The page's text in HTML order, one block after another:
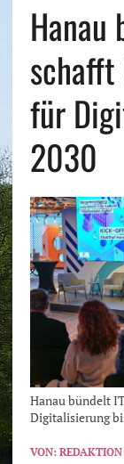
Hanau
für
2030
Hanau bündelt
Digitalisierung
VON: REDAKTION